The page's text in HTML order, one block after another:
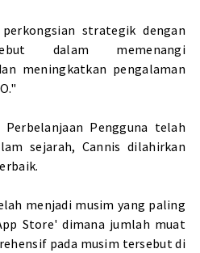
strategik dengan
dalam memenangi
meningkatkan pengalaman
Pengguna telah
sejarah, Cannis dilahirkan
menjadi musim yang paling
Store' dimana jumlah muat
pada musim tersebut di